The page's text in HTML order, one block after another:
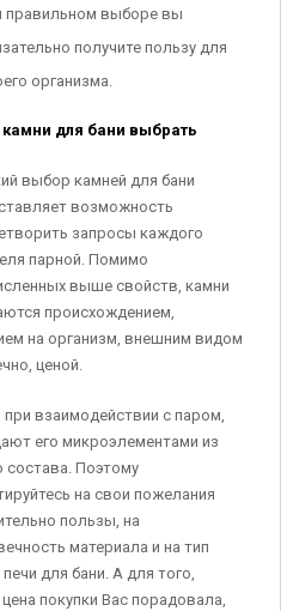
правильном выборе вы
получите пользу для
организма.
камни для бани выбрать
выбор камней для бани
возможность
запросы каждого
парной. Помимо
выше свойств, камни
происхождением,
на организм, внешним видом
ценой.
при взаимодействии с паром,
его микроэлементами из
состава. Поэтому
на свои пожелания
пользы, на
материала и на тип
для бани. А для того,
покупки Вас порадовала,